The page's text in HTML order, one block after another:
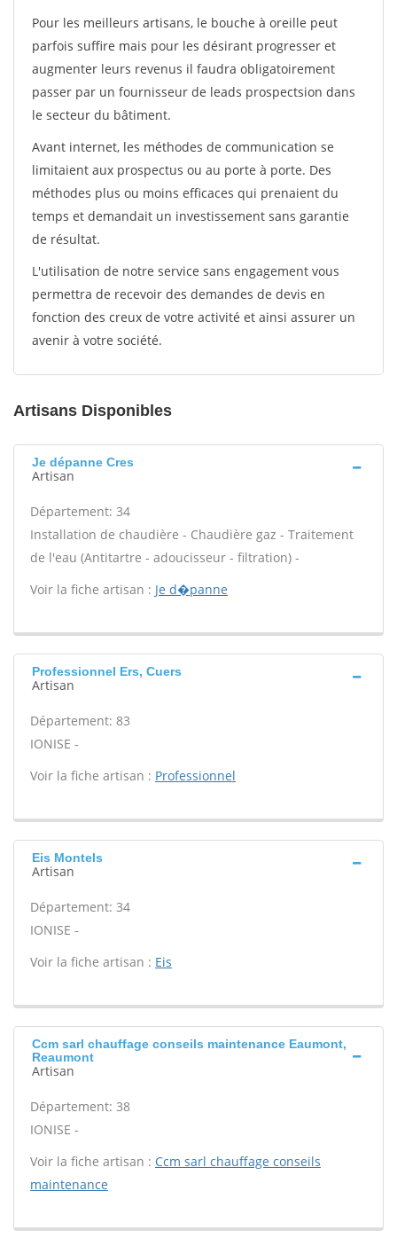
Pour les meilleurs artisans, le bouche à oreille peut
parfois suffire mais pour les désirant progresser et
augmenter leurs revenus il faudra obligatoirement
passer par un fournisseur de leads prospectsion dans
le secteur du bâtiment.
Avant internet, les méthodes de communication se
limitaient aux prospectus ou au porte à porte. Des
méthodes plus ou moins efficaces qui prenaient du
temps et demandait un investissement sans garantie
de résultat.
L'utilisation de notre service sans engagement vous
permettra de recevoir des demandes de devis en
fonction des creux de votre activité et ainsi assurer un
avenir à votre société.
Artisans Disponibles
Je dépanne Cres
Artisan
Département: 34
Installation de chaudière - Chaudière gaz - Traitement
de l'eau (Antitartre - adoucisseur - filtration) -
Voir la fiche artisan : Je d�panne
Professionnel Ers, Cuers
Artisan
Département: 83
IONISE -
Voir la fiche artisan : Professionnel
Eis Montels
Artisan
Département: 34
IONISE -
Voir la fiche artisan : Eis
Ccm sarl chauffage conseils maintenance Eaumont,
Reaumont
Artisan
Département: 38
IONISE -
Voir la fiche artisan : Ccm sarl chauffage conseils
maintenance